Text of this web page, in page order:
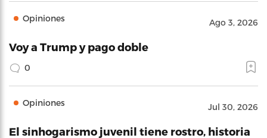
Opiniones Ago 3, 2026
Voy a Trump y pago doble
0
Opiniones Jul 30, 2026
El sinhogarismo juvenil tiene rostro, historia